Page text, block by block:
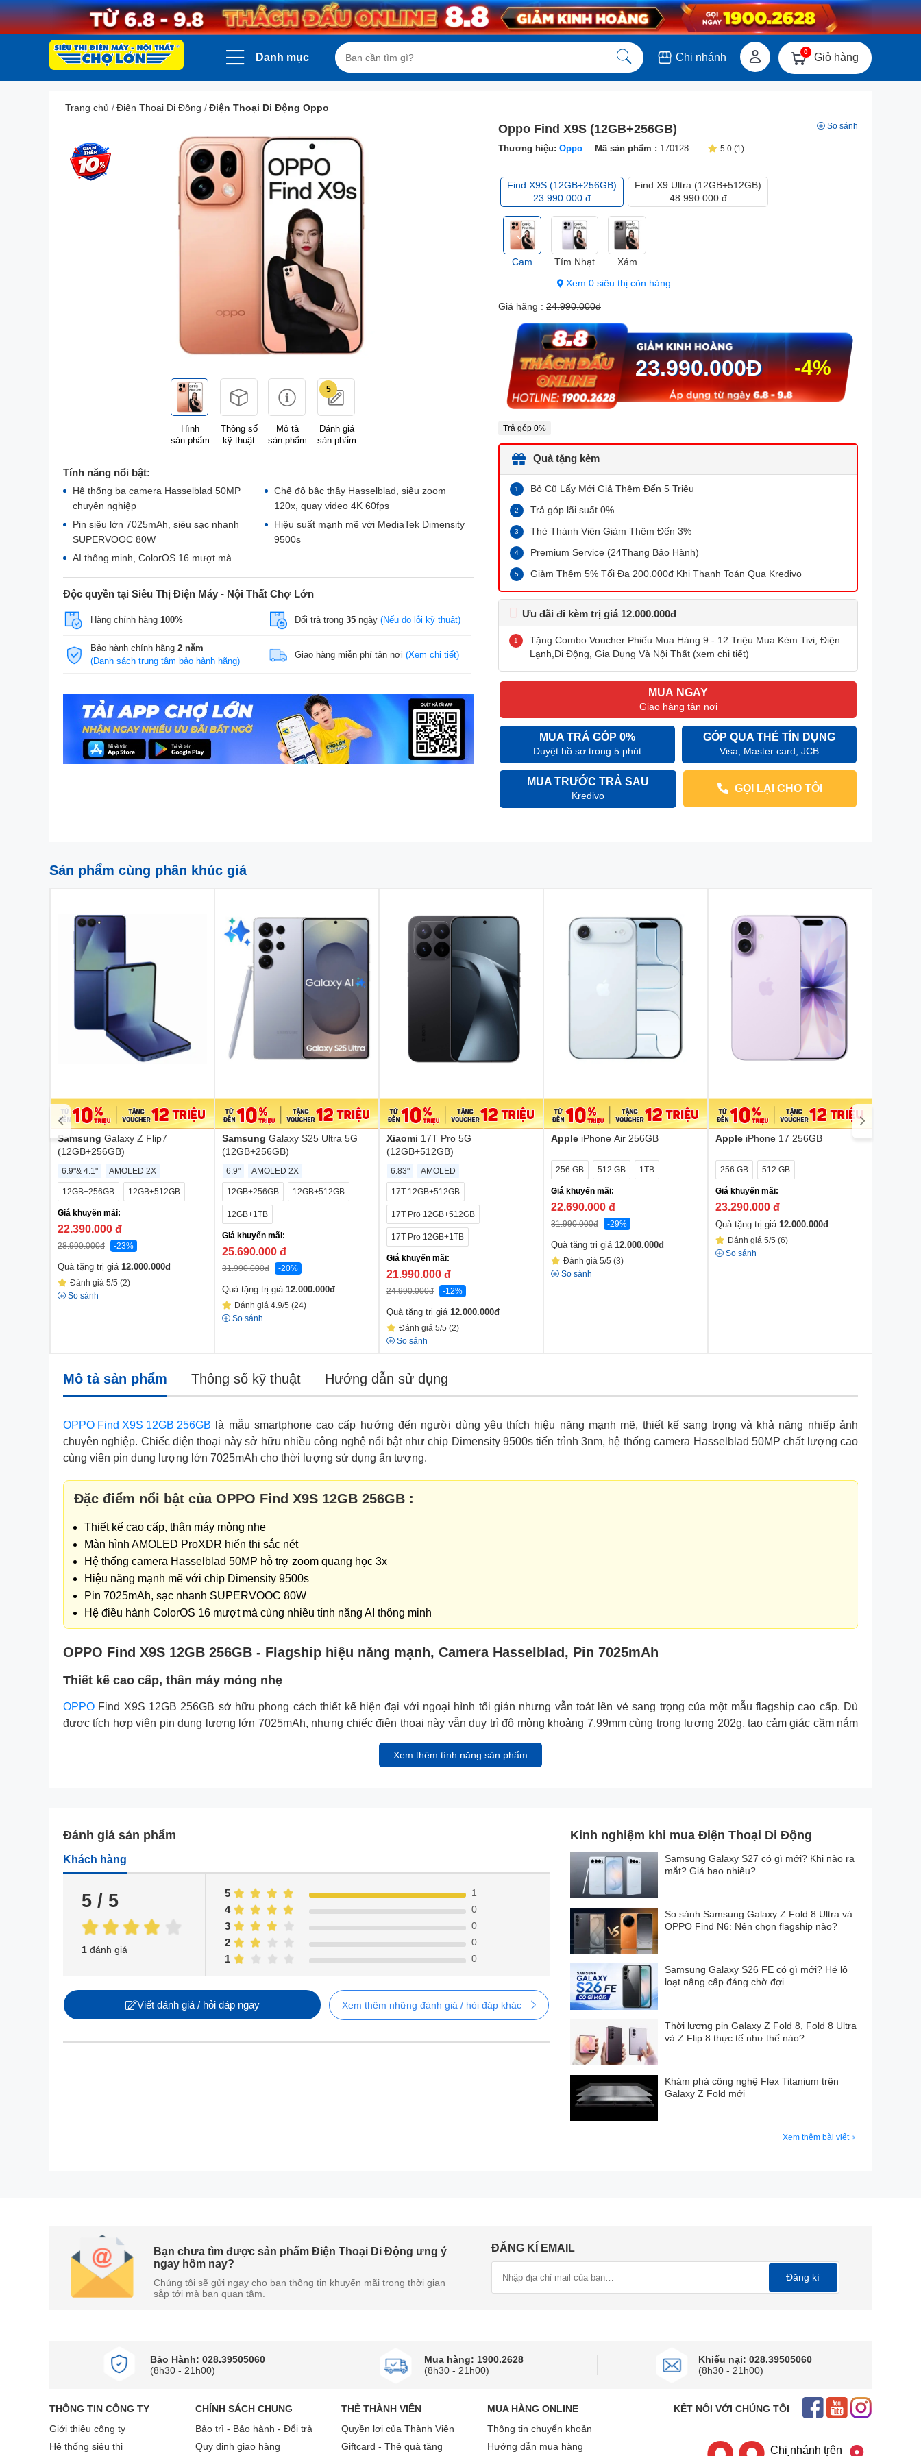
Danh mục Chi nhánh 0 Giỏ hàng
Trang chủ /Điện Thoại Di Động /Điện Thoại Di Động Oppo
Hình
sản phẩm
Thông số
kỹ thuật
Mô tả
sản phẩm
5
Đánh giá
sản phẩm
Tính năng nổi bật:
Hệ thống ba camera Hasselblad 50MP
chuyên nghiệp
Chế độ bậc thầy Hasselblad, siêu zoom
120x, quay video 4K 60fps
Pin siêu lớn 7025mAh, siêu sạc nhanh
SUPERVOOC 80W
Hiệu suất mạnh mẽ với MediaTek Dimensity
9500s
AI thông minh, ColorOS 16 mượt mà
Độc quyền tại Siêu Thị Điện Máy - Nội Thất Chợ Lớn
Hàng chính hãng 100% Đổi trả trong 35ngày (Nếu do lỗi kỹ thuật)
Bảo hành chính hãng 2 năm
(Danh sách trung tâm bảo hành hãng)
Giao hàng miễn phí tận nơi (Xem chi tiết)
Oppo Find X9S (12GB+256GB)
Thương hiệu: Oppo Mã sản phẩm : 170128
So sánh
5.0 (1)
Find X9S (12GB+256GB)
23.990.000 đ
Find X9 Ultra (12GB+512GB)
48.990.000 đ
Cam Tím Nhạt
Xám
Xem 0 siêu thị còn hàng
Giá hãng : 24.990.000đ
-4%
23.990.000Đ
Trả góp 0%
Quà tặng kèm
Bỏ Cũ Lấy Mới Giả Thêm Đến 5 Triệu
Trả góp lãi suất 0%
Thẻ Thành Viên Giảm Thêm Đến 3%
Premium Service (24Thang Bảo Hành)
Giảm Thêm 5% Tối Đa 200.000đ Khi Thanh Toán Qua Kredivo
Ưu đãi đi kèm trị giá 12.000.000đ
Tặng Combo Voucher Phiếu Mua Hàng 9 - 12 Triệu Mua Kèm Tivi, Điện
Lạnh,Di Động, Gia Dụng Và Nội Thất (xem chi tiết)
MUA NGAY
Giao hàng tận nơi
MUA TRẢ GÓP 0%
Duyệt hồ sơ trong 5 phút
GÓP QUA THẺ TÍN DỤNG
Visa, Master card, JCB
MUA TRƯỚC TRẢ SAU
Kredivo
GỌI LẠI CHO TÔI
Sản phẩm cùng phân khúc giá
Samsung Galaxy Z Flip7
(12GB+256GB)
6.9"& 4.1" AMOLED 2X
12GB+256GB 12GB+512GB
Giá khuyến mãi:
22.390.000 đ
28.990.000đ -23%
Quà tặng trị giá 12.000.000đ
Đánh giá 5/5 (2)
So sánh
Samsung Galaxy S25 Ultra 5G
(12GB+256GB)
6.9" AMOLED 2X
12GB+256GB 12GB+512GB
12GB+1TB
Giá khuyến mãi:
25.690.000 đ
31.990.000đ -20%
Quà tặng trị giá 12.000.000đ
Đánh giá 4.9/5 (24)
So sánh
Xiaomi 17T Pro 5G
(12GB+512GB)
6.83" AMOLED
17T 12GB+512GB
17T Pro 12GB+512GB
17T Pro 12GB+1TB
Giá khuyến mãi:
21.990.000 đ
24.990.000đ -12%
Quà tặng trị giá 12.000.000đ
Đánh giá 5/5 (2)
So sánh
Apple iPhone Air 256GB
256 GB 512 GB 1TB
Giá khuyến mãi:
22.690.000 đ
31.990.000đ -29%
Quà tặng trị giá 12.000.000đ
Đánh giá 5/5 (3)
So sánh
Apple iPhone 17 256GB
256 GB 512 GB
Giá khuyến mãi:
23.290.000 đ
Quà tặng trị giá 12.000.000đ
Đánh giá 5/5 (6)
So sánh
Mô tả sản phẩm Thông số kỹ thuật Hướng dẫn sử dụng
OPPO Find X9S 12GB 256GB là mẫu smartphone cao cấp hướng đến người dùng yêu thích hiệu năng mạnh mẽ, thiết kế sang trọng và khả năng nhiếp ảnh
chuyên nghiệp. Chiếc điện thoại này sở hữu nhiều công nghệ nổi bật như chip Dimensity 9500s tiến trình 3nm, hệ thống camera Hasselblad 50MP chất lượng cao
cùng viên pin dung lượng lớn 7025mAh cho thời lượng sử dụng ấn tượng.
Đặc điểm nổi bật của OPPO Find X9S 12GB 256GB :
Thiết kế cao cấp, thân máy mỏng nhẹ
Màn hình AMOLED ProXDR hiển thị sắc nét
Hệ thống camera Hasselblad 50MP hỗ trợ zoom quang học 3x
Hiệu năng mạnh mẽ với chip Dimensity 9500s
Pin 7025mAh, sạc nhanh SUPERVOOC 80W
Hệ điều hành ColorOS 16 mượt mà cùng nhiều tính năng AI thông minh
OPPO Find X9S 12GB 256GB - Flagship hiệu năng mạnh, Camera Hasselblad, Pin 7025mAh
Thiết kế cao cấp, thân máy mỏng nhẹ
OPPO Find X9S 12GB 256GB sở hữu phong cách thiết kế hiện đại với ngoại hình tối giản nhưng vẫn toát lên vẻ sang trọng của một mẫu flagship cao cấp. Dù
được tích hợp viên pin dung lượng lớn 7025mAh, nhưng chiếc điện thoại này vẫn duy trì độ mỏng khoảng 7.99mm cùng trọng lượng 202g, tạo cảm giác cầm nắm
OPPO Find X9S 12GB 256GB sở hữu thiết kế mỏng nhẹ, sang trọng
Các cạnh máy được bo cong nhẹ giúp thao tác bằng một tay dễ dàng hơn, đồng thời hạn chế cảm giác cấn tay khi sử dụng liên tục trong thời gian dài. OPPO Find
X9S mang đến các tùy chọn màu sắc thời thượng như Cam, Tím Nhạt và Xám.
Xem thêm tính năng sản phẩm
Đánh giá sản phẩm
Khách hàng
5 / 5
1 đánh giá
1 0
2 0
3 0
4 0
5 1
Viết đánh giá / hỏi đáp ngay Xem thêm những đánh giá / hỏi đáp khác
Kinh nghiệm khi mua Điện Thoại Di Động
Samsung Galaxy S27 có gì mới? Khi nào ra
mắt? Giá bao nhiêu?
So sánh Samsung Galaxy Z Fold 8 Ultra và
OPPO Find N6: Nên chọn flagship nào?
Samsung Galaxy S26 FE có gì mới? Hé lộ
loạt nâng cấp đáng chờ đợi
Thời lượng pin Galaxy Z Fold 8, Fold 8 Ultra
và Z Flip 8 thực tế như thế nào?
Khám phá công nghệ Flex Titanium trên
Galaxy Z Fold mới
Xem thêm bài viết
Bạn chưa tìm được sản phẩm Điện Thoại Di Động ưng ý
ngay hôm nay?
Chúng tôi sẽ gửi ngay cho bạn thông tin khuyến mãi trong thời gian
sắp tới mà bạn quan tâm.
ĐĂNG KÍ EMAIL
Đăng kí
Bảo Hành: 028.39505060
(8h30 - 21h00)
Mua hàng: 1900.2628
(8h30 - 21h00)
Khiếu nại: 028.39505060
(8h30 - 21h00)
THÔNG TIN CÔNG TY
Giới thiệu công ty
Hệ thống siêu thị
CHÍNH SÁCH CHUNG
Bảo trì - Bảo hành - Đổi trả
Quy định giao hàng
THẺ THÀNH VIÊN
Quyền lợi của Thành Viên
Giftcard - Thẻ quà tặng
MUA HÀNG ONLINE
Thông tin chuyển khoản
Hướng dẫn mua hàng
KẾT NỐI VỚI CHÚNG TÔI
Chi nhánh trên